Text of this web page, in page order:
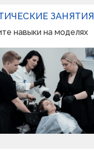
навыки на моделях
ЗАНЯТИЯ